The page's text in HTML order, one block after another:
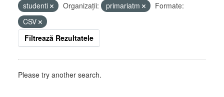
studenti
Organizații: primariatm
Formate:
CSV
Filtrează Rezultatele
Please try another search.